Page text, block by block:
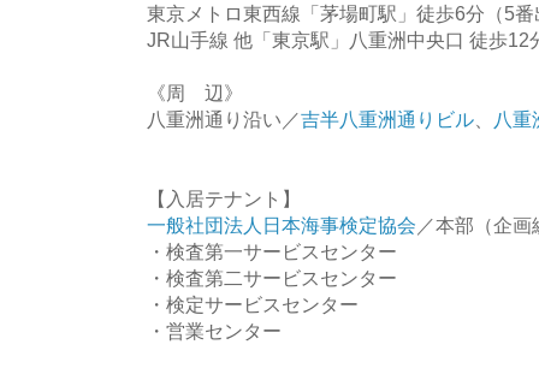
東京メトロ東西線「茅場町駅」徒歩6分（5
JR山手線 他「東京駅」八重洲中央口 徒歩12
《周 辺》
八重洲通り沿い／吉半八重洲通りビル 八重
【入居テナント】
一般社団法人日本海事検定協会 ／本部（企
・検査第一サービスセンター
・検査第二サービスセンター
・検定サービスセンター
・営業センター